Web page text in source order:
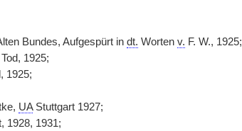
Bundes, Aufgespürt in dt. Worten v. F. W., 1925;
1925;
1925;
UAStuttgart 1927;
1928, 1931;